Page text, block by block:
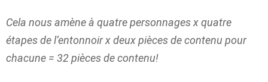
Cela nous amène à quatre personnages x quatre
étapes de l’entonnoir x deux pièces de contenu pour
chacune = 32 pièces de contenu!